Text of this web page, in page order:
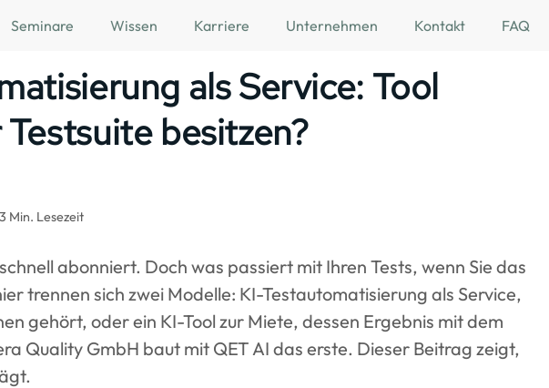
Seminare Wissen Karriere Unternehmen Kontakt FAQ
als Service: Tool
besitzen?
Min. Lesezeit
abonniert. Doch was passiert mit Ihren Tests, wenn Sie das
trennen sich zwei Modelle: KI-Testautomatisierung als Service,
gehört, oder ein KI-Tool zur Miete, dessen Ergebnis mit dem
Quality GmbH baut mit QET AI das erste. Dieser Beitrag zeigt,